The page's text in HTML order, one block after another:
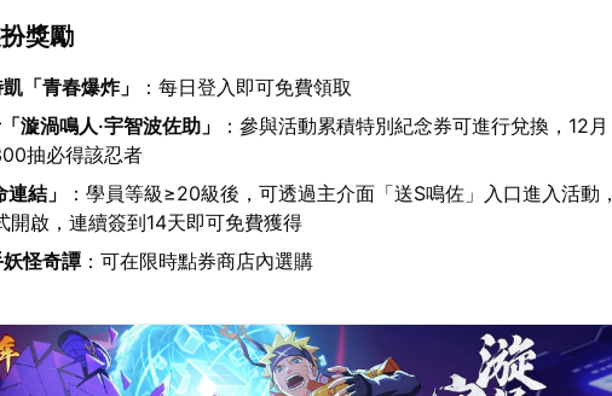
獎勵
「青春爆炸」
：每日登入即可免費領取
漩渦鳴人·宇智波佐助」
：參與活動累積特別紀念券可進行兌換，12月
抽必得該忍者
結」
：學員等級≥20級後，可透過主介面「送S鳴佐」入口進入活動，
開啟，連續簽到14天即可免費獲得
怪奇譚：可在限時點券商店內選購